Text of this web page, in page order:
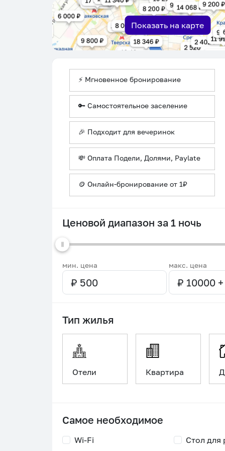
Показать на карте
⚡ Мгновенное бронирование
🔑 Самостоятельное заселение
🎉 Подходит для вечеринок
💸 Оплата Подели, Долями, Paylate
🪙 Онлайн-бронирование от 1₽
Ценовой диапазон за 1 ночь
мин. цена макс. цена
Тип жилья
Отели Квартира
Самое необходимое
Wi-Fi
Стол для